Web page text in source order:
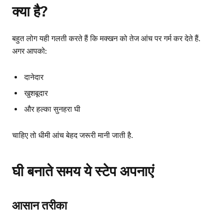
क्या है?
बहुत लोग यही गलती करते हैं कि मक्खन को तेज आंच पर गर्म कर देते हैं.
अगर आपको:
दानेदार
खुशबूदार
और हल्का सुनहरा घी
चाहिए तो धीमी आंच बेहद जरूरी मानी जाती है.
घी बनाते समय ये स्टेप अपनाएं
आसान तरीका